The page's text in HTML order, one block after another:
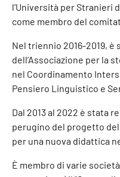
l’Università per Stranieri
come membro del
Nel triennio 2016-2019,
dell’Associazione per la
nel Coordinamento
Pensiero Linguistico e
Dal 2013 al 2022 è stata
perugino del progetto
per una nuova didattica
È membro di varie